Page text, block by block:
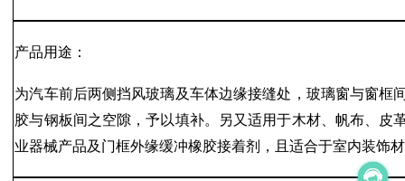
产品用途：
为汽车前后两侧挡风玻璃及车体边缘接缝处，玻璃窗与窗框
胶与钢板间之空隙，予以填补。另又适用于木材、帆布、皮
业器械产品及门框外缘缓冲橡胶接着剂，且适合于室内装饰